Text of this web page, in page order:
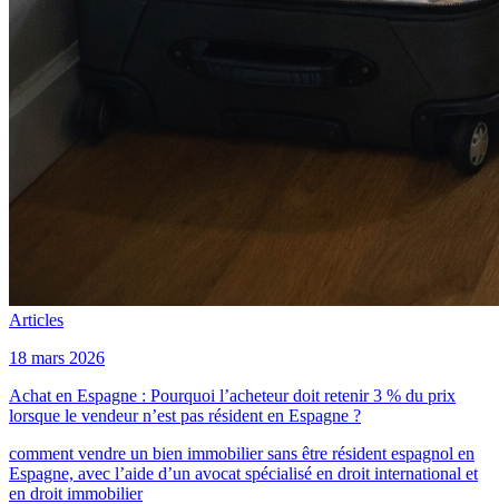
Articles
18 mars 2026
Achat en Espagne : Pourquoi l’acheteur doit retenir 3 % du prix
lorsque le vendeur n’est pas résident en Espagne ?
comment vendre un bien immobilier sans être résident espagnol en
Espagne, avec l’aide d’un avocat spécialisé en droit international et
en droit immobilier